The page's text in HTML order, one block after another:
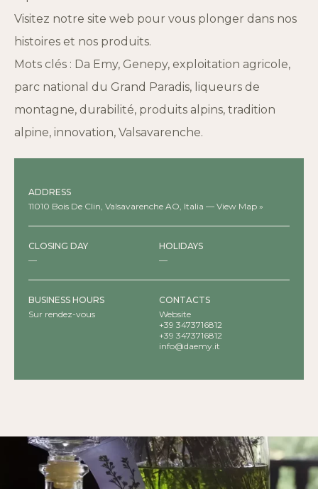
Visitez notre site web pour vous plonger dans nos
histoires et nos produits.
Mots clés : Da Emy, Genepy, exploitation agricole,
parc national du Grand Paradis, liqueurs de
montagne, durabilité, produits alpins, tradition
alpine, innovation, Valsavarenche.
ADDRESS
11010 Bois De Clin, Valsavarenche AO, Italia — View Map »
CLOSING DAY
—
HOLIDAYS
—
BUSINESS HOURS
Sur rendez-vous
CONTACTS
Website
+39 3473716812
+39 3473716812
info@daemy.it